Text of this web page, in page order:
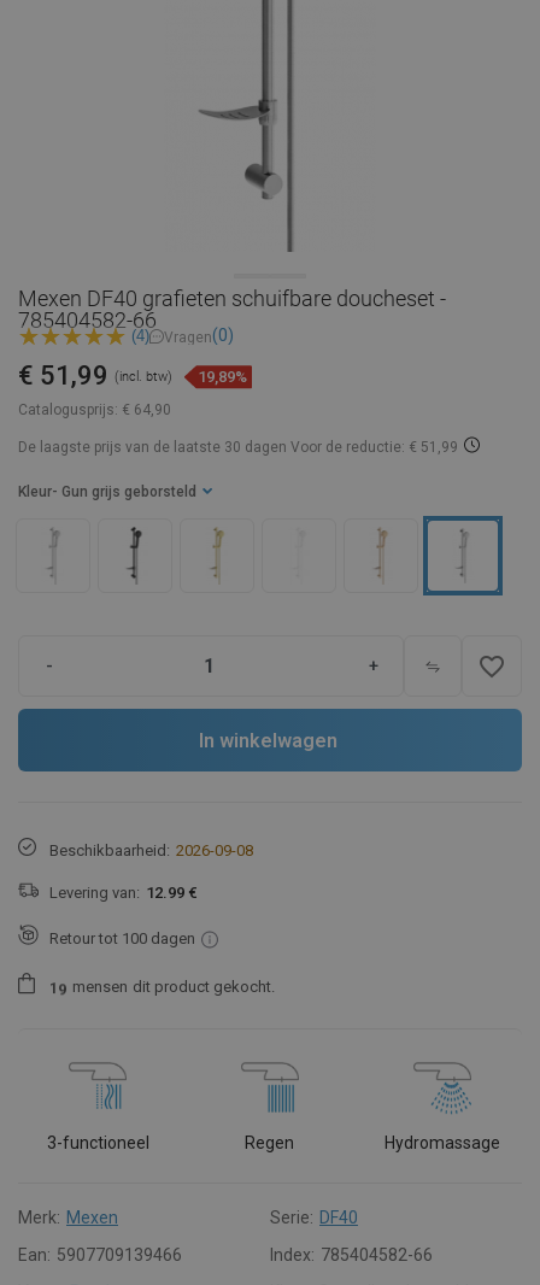
Mexen DF40 grafieten schuifbare doucheset -
785404582-66
(4) Vragen(0)
Catalogusprijs: € 64,90
€ 51,99 (incl. btw) 19,89%
De laagste prijs van de laatste 30 dagen Voor de reductie: € 51,99
Kleur - Gun grijs geborsteld
- + favorite_border
In winkelwagen
Beschikbaarheid: 2026-09-08
Levering van: 12.99 €
Retour tot 100 dagen
1 9 mensen dit product gekocht.
3-functioneel Regen Hydromassage
Merk: Mexen Serie: DF40
Ean: 5907709139466 Index: 785404582-66